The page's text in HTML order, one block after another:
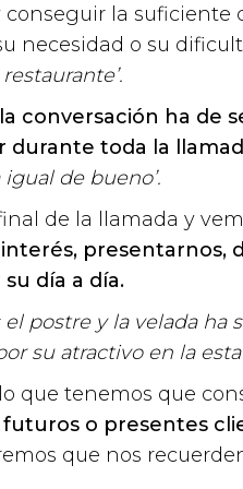
conseguir la suficiente
necesidad o su
la conversación ha de
durante toda la
de bueno’.
de la llamada y
presentarnos,
día a día.
el postre y la velada
su atractivo en la
que tenemos que
o presentes
que nos